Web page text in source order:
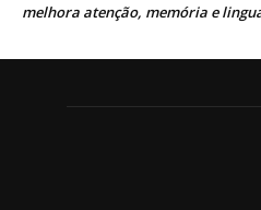
melhora atenção, memória e